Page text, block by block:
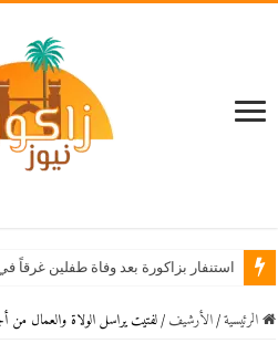
استنفار بزاكورة بعد وفاة طفلين غرقاً في
الرئيسية / اﻷرشيف / لفتيت يراسل الولاة والعمال من